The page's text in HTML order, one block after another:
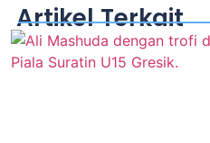
Artikel Terkait